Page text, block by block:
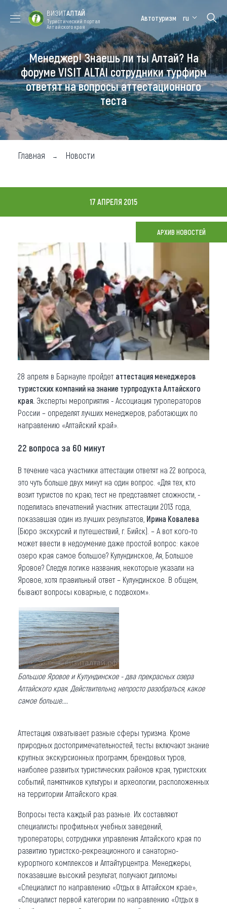
Форум VISIT
ALTAI
Цветение
маральника
Медицинский
форум
Алтайская
зимовка
Туры
Где побывать
Чем заняться
Где остановиться
Что привезти (сувениры)
О регионе
Коллекция впечатлений
Другие рубрики
ВИЗИТАЛТАЙ
Туристический портал
Алтайского края
Автотуризм ru
Менеджер! Знаешь ли ты Алтай? На
форуме VISIT ALTAI сотрудники турфирм
ответят на вопросы аттестационного
теста
Главная Новости
17 АПРЕЛЯ 2015
АРХИВ НОВОСТЕЙ
28 апреля в Барнауле пройдет аттестация менеджеров
туристских компаний на знание турпродукта Алтайского
края. Эксперты мероприятия - Ассоциация туроператоров
России – определят лучших менеджеров, работающих по
направлению «Алтайский край».
22 вопроса за 60 минут
В течение часа участники аттестации ответят на 22 вопроса,
это чуть больше двух минут на один вопрос. «Для тех, кто
возит туристов по краю, тест не представляет сложности, -
поделилась впечатлений участник аттестации 2013 года,
показавшая один из лучших результатов, Ирина Ковалева
(Бюро экскурсий и путешествий, г. Бийск). – А вот кого-то
может ввести в недоумение даже простой вопрос: какое
озеро края самое большое? Кулундинское, Ая, Большое
Яровое? Следуя логике названия, некоторые указали на
Яровое, хотя правильный ответ – Кулундинское. В общем,
бывают вопросы коварные, с подвохом».
Большое Яровое и Кулундинское - два прекрасных озера
Алтайского края. Действительно, непросто разобраться, какое
самое больше....
Аттестация охватывает разные сферы туризма. Кроме
природных достопримечательностей, тесты включают знание
крупных экскурсионных программ, брендовых туров,
наиболее развитых туристических районов края, туристских
событий, памятников культуры и археологии, расположенных
на территории Алтайского края.
Вопросы теста каждый раз разные. Их составляют
специалисты профильных учебных заведений,
туроператоры, сотрудники управления Алтайского края по
развитию туристско-рекреационного и санаторно-
курортного комплексов и Алтайтурцентра. Менеджеры,
показавшие высокий результат, получают дипломы
«Специалист по направлению «Отдых в Алтайском крае»,
«Специалист первой категории по направлению «Отдых в